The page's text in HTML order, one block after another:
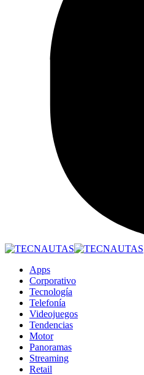
Apps
Corporativo
Tecnología
Telefonía
Videojuegos
Tendencias
Motor
Panoramas
Streaming
Retail